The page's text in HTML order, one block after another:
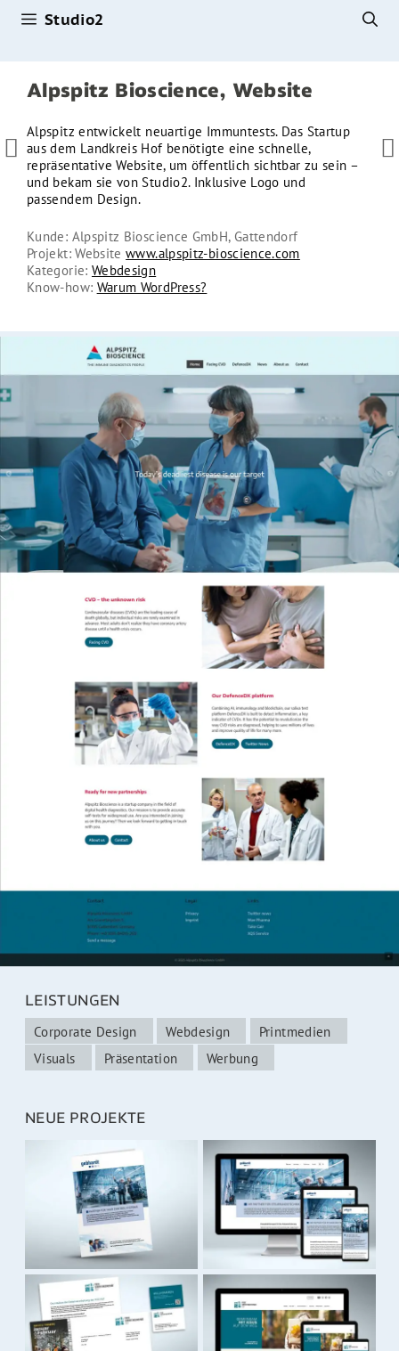
Studio2
Alpspitz Bioscience, Website
 
Alpspitz entwickelt neuartige Immuntests. Das Startup
aus dem Landkreis Hof benötigte eine schnelle,
repräsentative Website, um öffentlich sichtbar zu sein –
und bekam sie von Studio2. Inklusive Logo und
passendem Design.
Kunde: Alpspitz Bioscience GmbH, Gattendorf
Projekt: Websitewww.alpspitz-bioscience.com
Kategorie: Webdesign
Know-how: Warum WordPress?
LEISTUNGEN
Corporate Design Webdesign
Printmedien
Visuals
Präsentation Werbung
NEUE PROJEKTE